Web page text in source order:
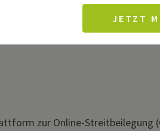
zur Online-Streitbeilegung
JETZT